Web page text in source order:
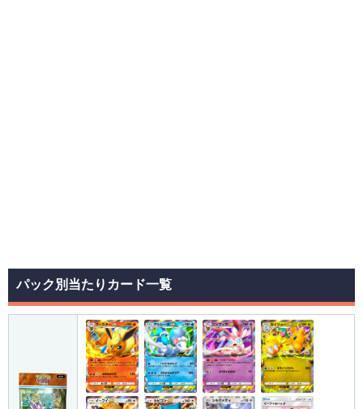
パック別当たりカード一覧